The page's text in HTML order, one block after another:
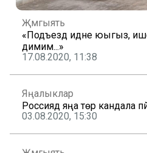
Җәмгыять
«Подъезд идәне юыгыз,
димим...»
17.08.2020, 11:38
Яңалыклар
Россиядә яңа төр кандала
03.08.2020, 15:30